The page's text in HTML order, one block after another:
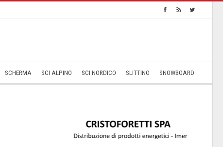
SCHERMA SCI ALPINO SCI NORDICO SLITTINO SNOWBOARD